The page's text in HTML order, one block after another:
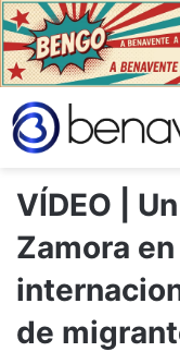
VÍDEO |
Zamora
de